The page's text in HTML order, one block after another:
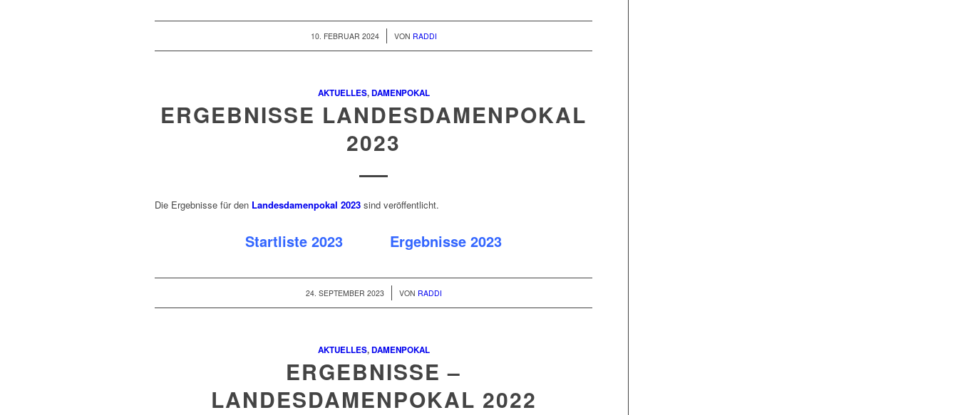
10. FEBRUAR 2024
/ VON RADDI
AKTUELLES,DAMENPOKAL
ERGEBNISSE LANDESDAMENPOKAL
2023
Die Ergebnisse für den Landesdamenpokal 2023 sind veröffentlicht.
Startliste 2023 Ergebnisse 2023
24. SEPTEMBER 2023
/ VON RADDI
AKTUELLES,DAMENPOKAL
ERGEBNISSE –
LANDESDAMENPOKAL 2022